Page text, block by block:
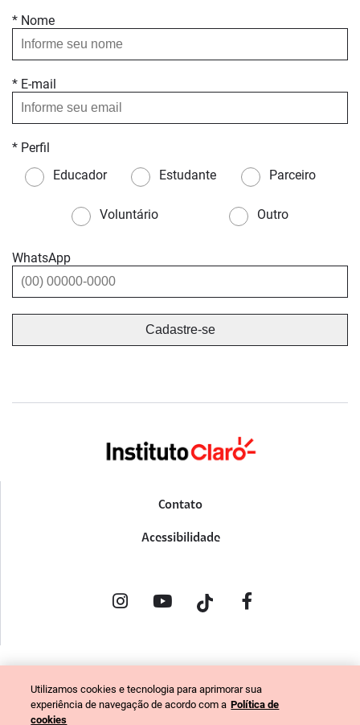
* Nome
* E-mail
* Perfil
Educador
Estudante Parceiro
Voluntário Outro
WhatsApp
Contato
Acessibilidade
PORTAL DE DENÚNCIAS
CÓDIGO DE ÉTICA (COLABORADORES)
Utilizamos cookies e tecnologia para aprimorar sua
experiência de navegação de acordo com a Política de
cookies